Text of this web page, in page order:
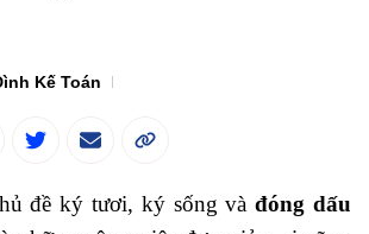
Kế Toán
đề ký tươi, ký sống vàđóng dấu